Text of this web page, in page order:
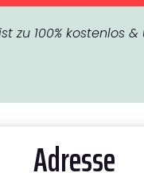
zu 100% kostenlos
Adresse